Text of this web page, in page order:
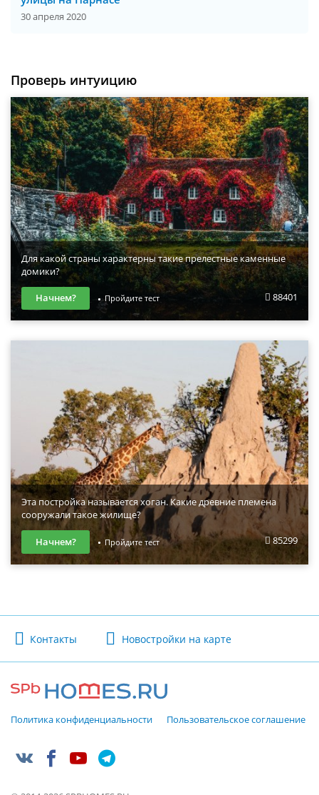
30 апреля 2020
Проверь интуицию
Для какой страны характерны такие прелестные каменные
домики?
88401
Начнем? Пройдите тест
Эта постройка называется хоган. Какие древние племена
сооружали такое жилище?
85299
Начнем? Пройдите тест
Контакты Новостройки на карте
Политика конфиденциальности Пользовательское соглашение